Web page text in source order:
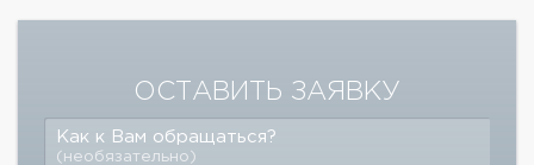
ОСТАВИТЬ ЗАЯВКУ
Как к Вам обращаться?
(необязательно)